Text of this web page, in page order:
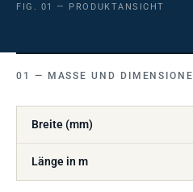
FIG. 01 — PRODUKTANSICHT
MASSE UND DIMENSIONEN
Breite (mm)
Länge in m